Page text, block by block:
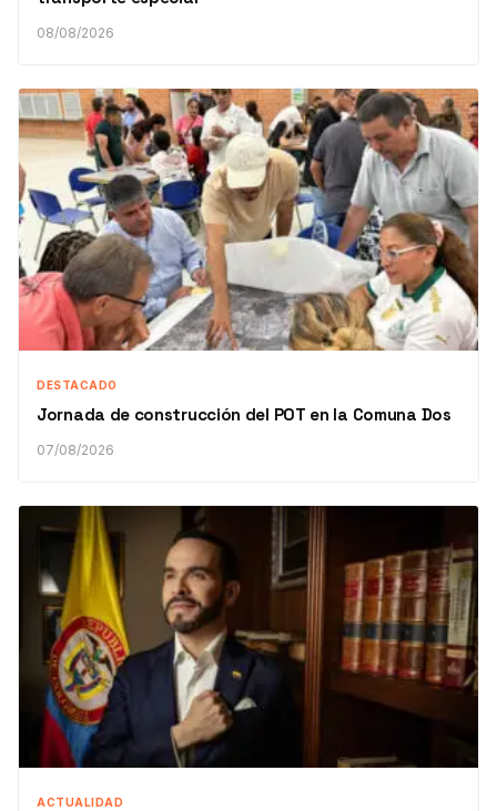
08/08/2026
DESTACADO
Jornada de construcción del POT en la Comuna Dos
07/08/2026
ACTUALIDAD